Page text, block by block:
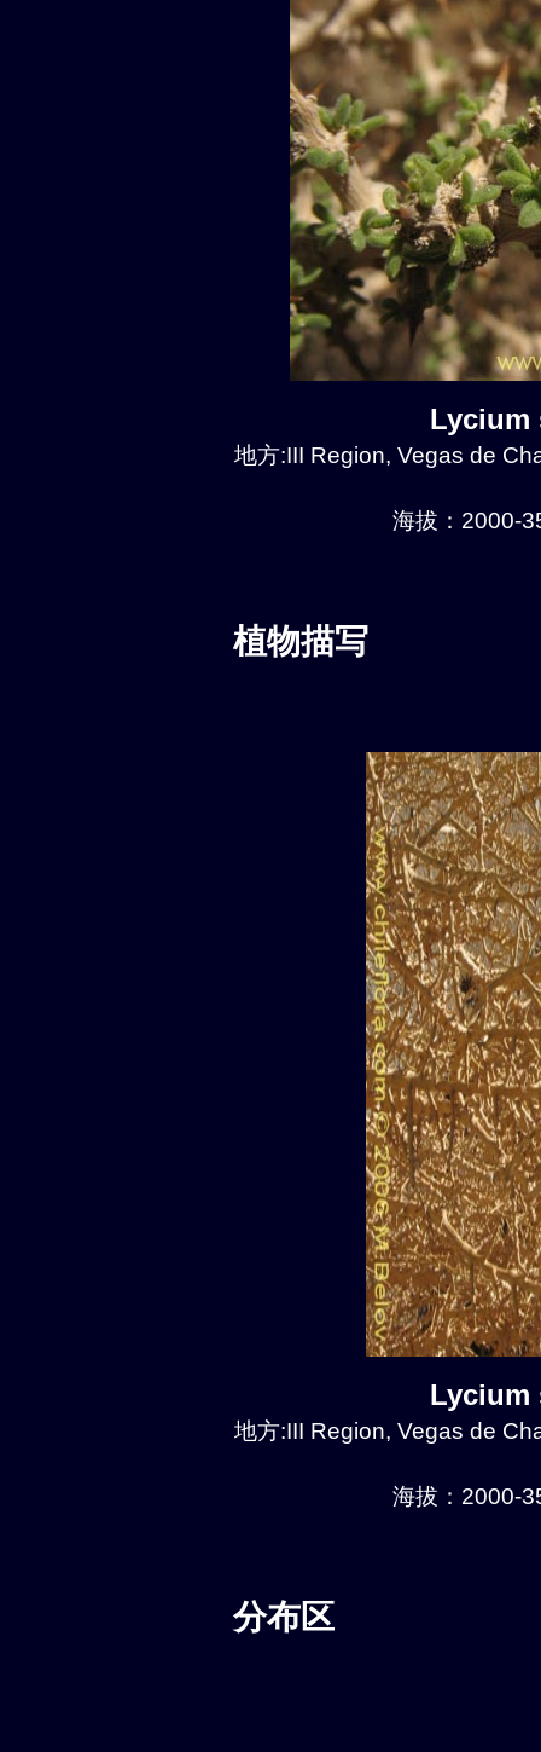
Lycium
地方:III Region, Vegas de
海拔：2000-
植物描写
Lycium
地方:III Region, Vegas de
海拔：2000-
分布区